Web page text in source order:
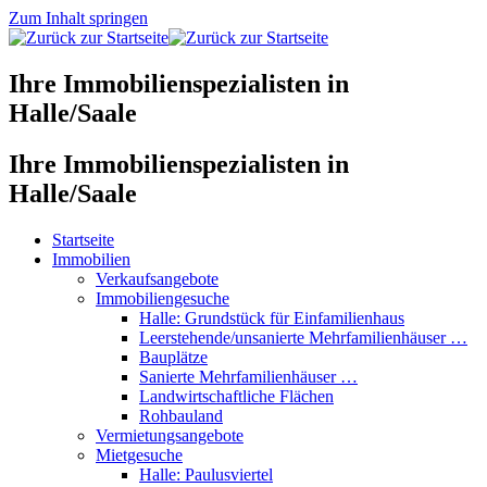
Zum Inhalt springen
Ihre Immobilienspezialisten in
Halle/Saale
Ihre Immobilienspezialisten in
Halle/Saale
Startseite
Immobilien
Verkaufsangebote
Immobiliengesuche
Halle: Grundstück für Einfamilienhaus
Leerstehende/unsanierte Mehrfamilienhäuser …
Bauplätze
Sanierte Mehrfamilienhäuser …
Landwirtschaftliche Flächen
Rohbauland
Vermietungsangebote
Mietgesuche
Halle: Paulusviertel